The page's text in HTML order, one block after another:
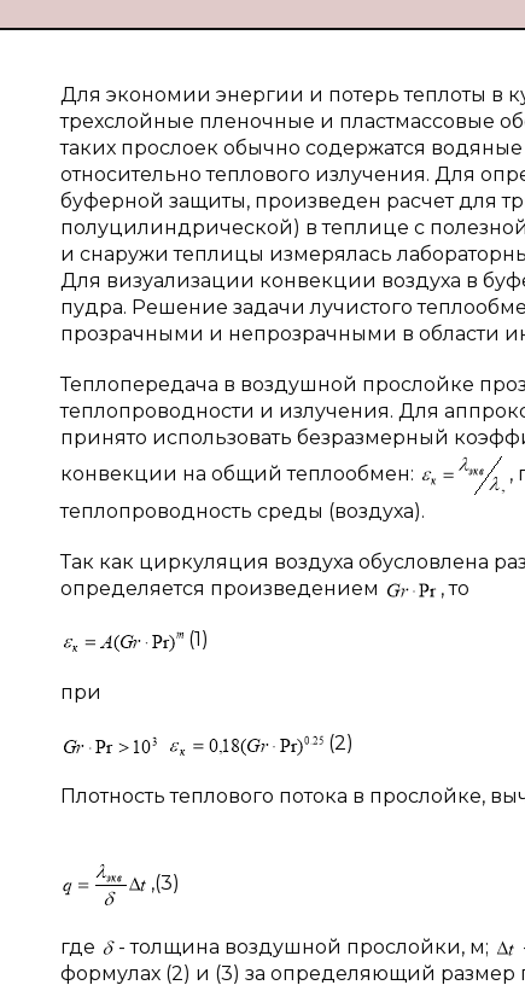
Для экономии энергии и потерь теплоты в
трехслойные пленочные и пластмассовые
таких прослоек обычно содержатся
относительно теплового излучения. Для
буферной защиты, произведен расчет для
полуцилиндрической) в теплице с
и снаружи теплицы измерялась
Для визуализации конвекции воздуха в
пудра. Решение задачи лучистого
прозрачными и непрозрачными в области
Теплопередача в воздушной прослойке
теплопроводности и излучения. Для
принято использовать безразмерный
конвекции на общий теплообмен:
,
теплопроводность среды (воздуха).
Так как циркуляция воздуха обусловлена
определяется произведением
, то
(1)
при
(2)
Плотность теплового потока в прослойке,
,(3)
где - толщина воздушной прослойки, м;
формулах (2) и (3) за определяющий